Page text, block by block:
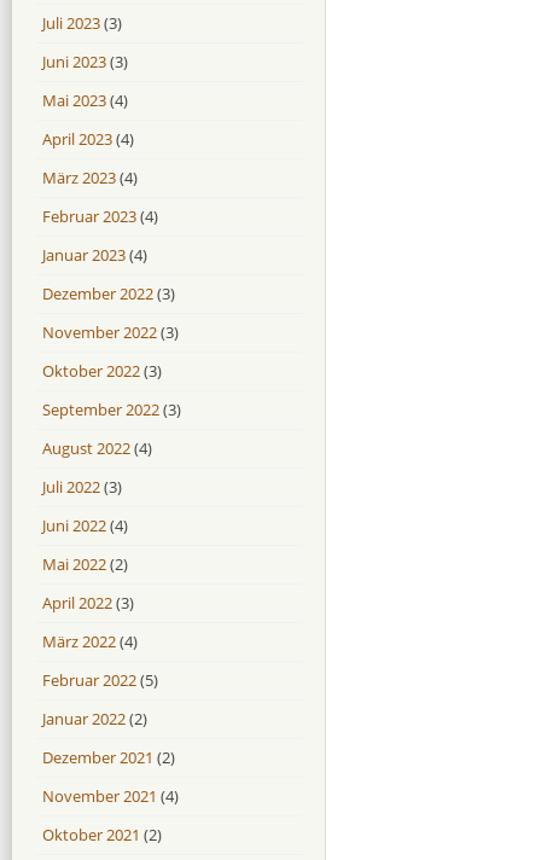
Juli 2023(3)
Juni 2023(3)
Mai 2023(4)
April 2023(4)
März 2023(4)
Februar 2023(4)
Januar 2023(4)
Dezember 2022(3)
November 2022(3)
Oktober 2022(3)
September 2022(3)
August 2022(4)
Juli 2022(3)
Juni 2022(4)
Mai 2022(2)
April 2022(3)
März 2022(4)
Februar 2022(5)
Januar 2022(2)
Dezember 2021 (2)
November 2021 (4)
Oktober 2021 (2)